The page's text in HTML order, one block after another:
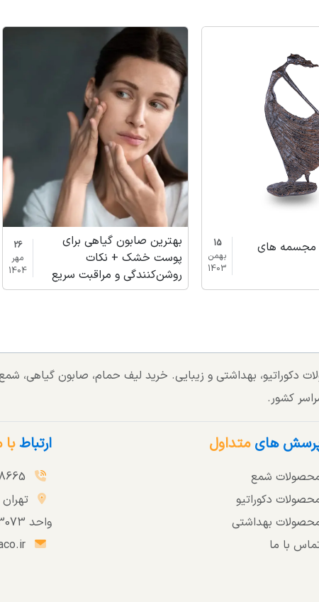
مجسمه های
15
بهمن
1403
بهترین صابون گیاهی برای
پوست خشک + نکات
روشن‌کنندگی و مراقبت سریع
26
مهر
1404
دکوراتیو، بهداشتی و زیبایی. خرید لیف حمام، صابون گیاهی،
کشور.
هایمتداول
شمع
دکوراتیو
بهداشتی
با ما
ارتباطبا
واحد 3073